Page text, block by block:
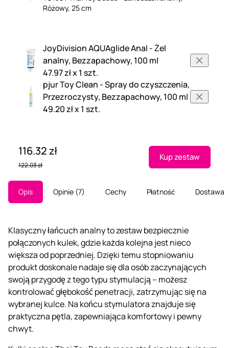
Różowy, 25 cm
JoyDivision AQUAglide Anal - Żel
analny, Bezzapachowy, 100 ml
47.97 zł x 1 szt.
pjur Toy Clean - Spray do czyszczenia,
Przezroczysty, Bezzapachowy, 100 ml
49.20 zł x 1 szt.
116.32 zł
122.03 zł
Kup zestaw
Opis Opinie 7 Cechy Płatność Dostawa
Klasyczny łańcuch analny to zestaw bezpiecznie
połączonych kulek, gdzie każda kolejna jest nieco
większa od poprzedniej. Dzięki temu stopniowaniu
produkt doskonale nadaje się dla osób zaczynających
swoją przygodę z tego typu stymulacją – możesz
kontrolować głębokość penetracji, zatrzymując się na
wybranej kulce. Na końcu stymulatora znajduje się
praktyczna pętla, zapewniająca komfortowy i pewny
chwyt.